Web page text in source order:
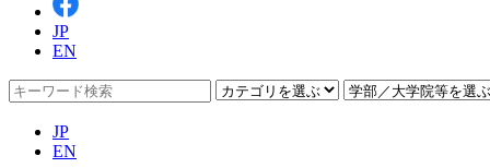
JP
EN
JP
EN